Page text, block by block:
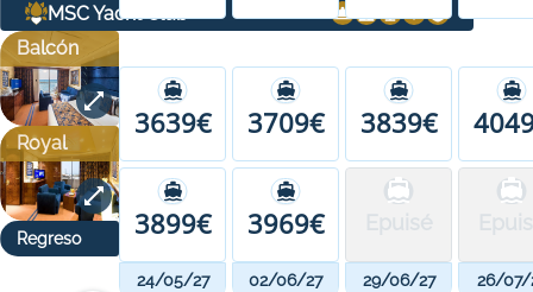
MSC Yacht Club
Balcón
Royal
Regreso
3639€ 3709€ 3839€
3899€ 3969€
24/05/27 02/06/27 29/06/27 26/07/